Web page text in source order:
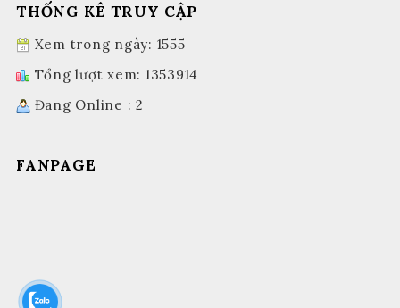
THỐNG KÊ TRUY CẬP
Xem trong ngày: 1555
Tổng lượt xem: 1353914
Đang Online : 2
FANPAGE